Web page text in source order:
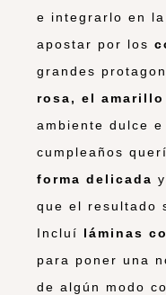
e integrarlo en
apostar por los
grandes
rosa, el
ambiente dulce
cumpleaños
forma delicada
que el resultado
Incluí láminas
para poner una
de algún modo